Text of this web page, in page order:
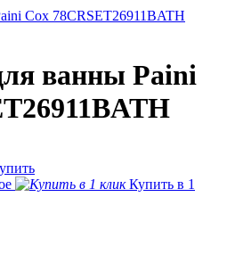
ванны Paini
Купить в 1